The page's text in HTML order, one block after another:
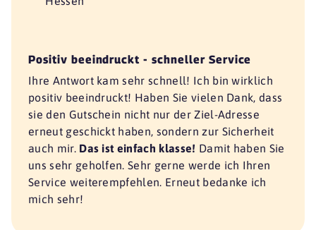
Positiv beeindruckt - schneller Service
Ihre Antwort kam sehr schnell! Ich bin wirklich
positiv beeindruckt! Haben Sie vielen Dank, dass
sie den Gutschein nicht nur der Ziel-Adresse
erneut geschickt haben, sondern zur Sicherheit
auch mir. Das ist einfach klasse! Damit haben Sie
uns sehr geholfen. Sehr gerne werde ich Ihren
Service weiterempfehlen. Erneut bedanke ich
mich sehr!